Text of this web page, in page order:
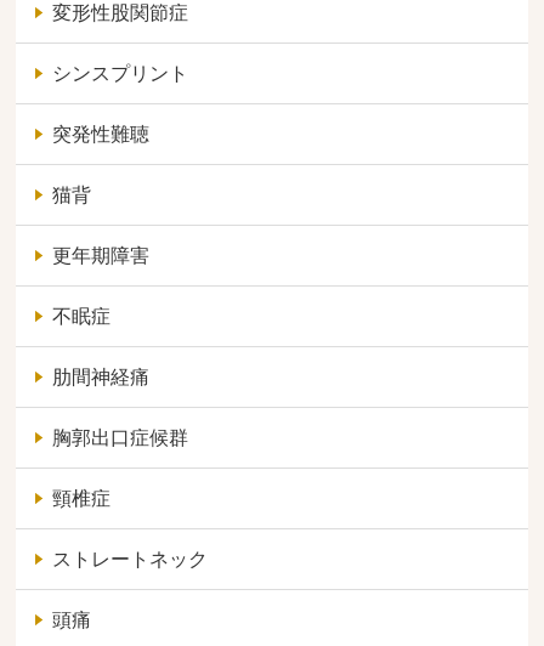
変形性股関節症
シンスプリント
突発性難聴
猫背
更年期障害
不眠症
肋間神経痛
胸郭出口症候群
頸椎症
ストレートネック
頭痛